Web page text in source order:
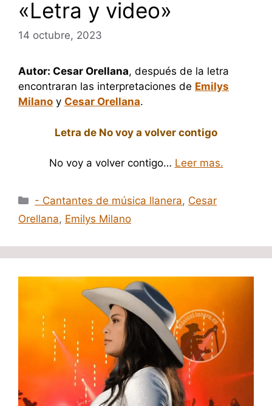
«Letra y video»
14 octubre, 2023
Autor: Cesar Orellana, después de la letra
encontraran las interpretaciones de Emilys
Milano y Cesar Orellana.
Letra de No voy a volver contigo
No voy a volver contigo… Leer mas.
Categorías
- Cantantes de música llanera, Cesar
Orellana, Emilys Milano